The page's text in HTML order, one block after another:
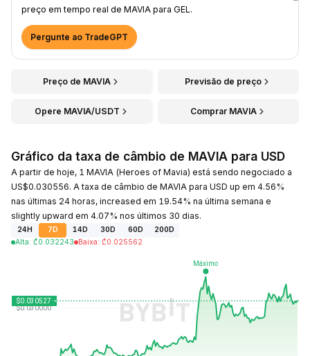
preço em tempo real de MAVIA para GEL.
Pergunte ao TradeGPT
Preço de MAVIA Previsão de preço
Opere MAVIA/USDT Comprar MAVIA
Gráfico da taxa de câmbio de MAVIA para USD
A partir de hoje, 1 MAVIA (Heroes of Mavia) está sendo negociado a
US$0.030556. A taxa de câmbio de MAVIA para USD up em 4.56%
nas últimas 24 horas, increased em 19.54% na última semana e
slightly upward em 4.07% nos últimos 30 dias.
24H 7D 14D 30D 60D
200D
Alta: ₾0.032243 Baixa: ₾0.025562